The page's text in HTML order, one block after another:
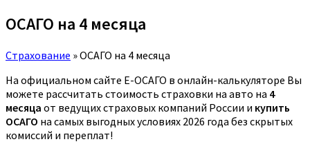
ОСАГО на 4 месяца
Страхование »ОСАГО на 4 месяца
На официальном сайте Е-ОСАГО в онлайн-калькуляторе Вы
можете рассчитать стоимость страховки на авто на 4
месяца от ведущих страховых компаний России и купить
ОСАГО на самых выгодных условиях 2026 года без скрытых
комиссий и переплат!